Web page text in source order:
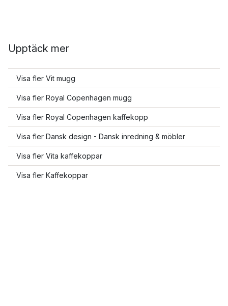
Upptäck mer
Visa fler Vit mugg
Visa fler Royal Copenhagen mugg
Visa fler Royal Copenhagen kaffekopp
Visa fler Dansk design - Dansk inredning & möbler
Visa fler Vita kaffekoppar
Visa fler Kaffekoppar